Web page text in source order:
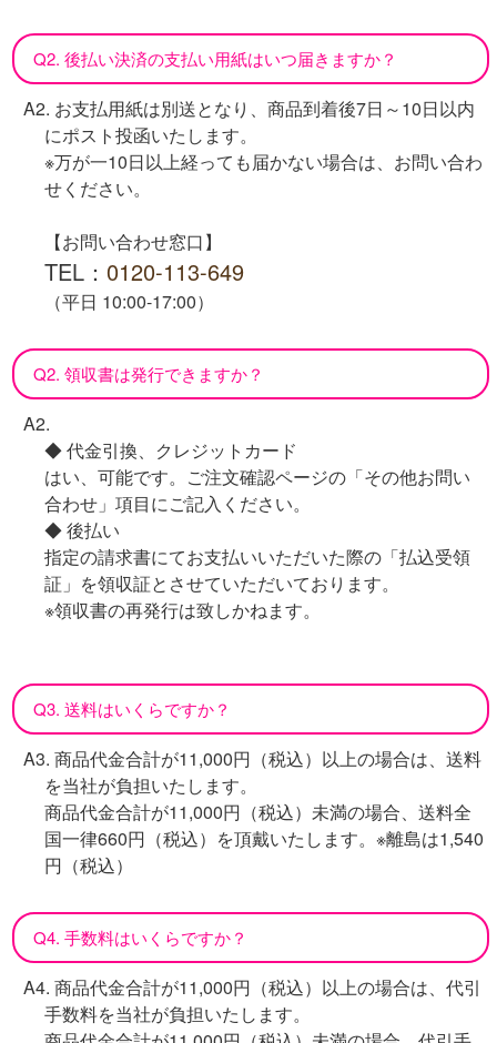
Q2. 後払い決済の支払い用紙はいつ届きますか？
A2. お支払用紙は別送となり、商品到着後7日～10日以内
にポスト投函いたします。
※万が一10日以上経っても届かない場合は、お問い合わ
せください。
【お問い合わせ窓口】
TEL： 0120-113-649
（平日 10:00-17:00）
Q2. 領収書は発行できますか？
A2.
◆ 代金引換、クレジットカード
はい、可能です。ご注文確認ページの「その他お問い
合わせ」項目にご記入ください。
◆ 後払い
指定の請求書にてお支払いいただいた際の「払込受領
証」を領収証とさせていただいております。
※領収書の再発行は致しかねます。
Q3. 送料はいくらですか？
A3. 商品代金合計が11,000円（税込）以上の場合は、送料
を当社が負担いたします。
商品代金合計が11,000円（税込）未満の場合、送料全
国一律660円（税込）を頂戴いたします。※離島は1,540
円（税込）
Q4. 手数料はいくらですか？
A4. 商品代金合計が11,000円（税込）以上の場合は、代引
手数料を当社が負担いたします。